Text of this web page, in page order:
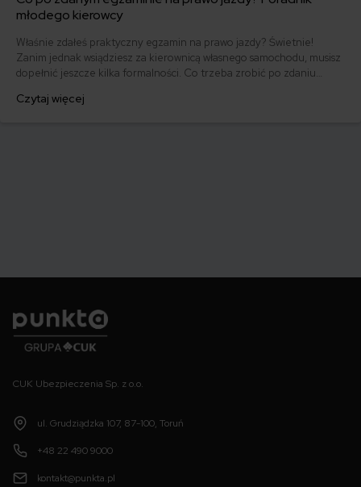
młodego kierowcy
Właśnie zdałeś praktyczny egzamin na prawo jazdy? Świetnie!
Zanim jednak wsiądziesz za kierownicą własnego samochodu, musisz
dopełnić jeszcze kilka formalności. Co trzeba zrobić po zdaniu
którym szybko załatwisz sprawy urzędowe i będziesz mógł prowadzić
Czytaj więcej
CUK Ubezpieczenia Sp. z o.o.
ul. Grudziądzka 107, 87-100, Toruń
+48 22 490 9000
kontakt@punkta.pl